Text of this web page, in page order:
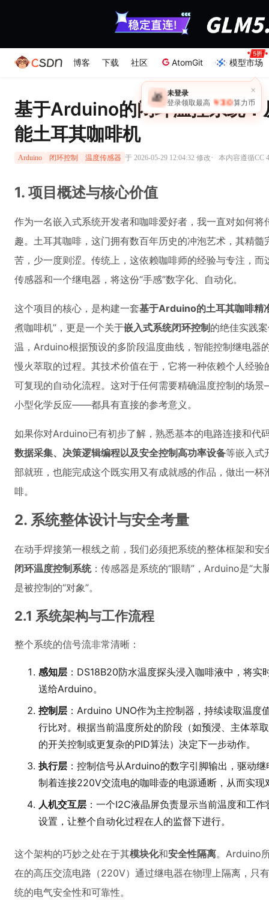
博客 下载 社区 AtomGit 模型市场
×
🎁 未登录
登录领取最高 ￥30 算力币
基于Arduino的闭环温控系统：
能土耳其咖啡机
Arduino 闭环控制 温度传感器 于 2026-05-29 12:04:32 修改· 本内容遵循CC
1. 项目概述与核心价值
作为一名嵌入式系统开发者和咖啡爱好者，我一直对如何
趣。土耳其咖啡，这门拥有数百年历史的冲泡艺术，其精
苦，少一度则涩。传统上，这依赖咖啡师的经验与专注，
传感器和一个继电器，将这份“手感”数字化、自动化。
这个项目的核心，是构建一套基于Arduino的土耳其咖啡精
煮咖啡机”，更是一个关于嵌入式系统闭环控制 的绝佳实践
温，Arduino根据预设的多阶段温度曲线，智能控制继电器
慢火萃取的过程。其技术价值在于，它将一种依赖个人经
可复现的自动化流程。这对于任何需要精确温度控制的场
小型化学反应——都具有直接的参考意义。
如果你对Arduino已有初步了解，熟悉基本的电路连接和代
数据采集、决策逻辑编程以及安全控制高功率设备等嵌入式
部就班，也能完成这个既实用又有成就感的作品，做出一
啡。
2. 系统整体设计与安全考量
在动手焊接第一根线之前，我们必须把系统的整体框架和
闭环温度控制系统：传感器是系统的“眼睛”，Arduino是“大
是被控制的“对象”。
2.1 系统架构与工作流程
整个系统的信号流非常清晰：
感知层 ：DS18B20防水温度探头浸入咖啡液中，将
送给Arduino。
控制层 ：Arduino UNO作为主控制器，持续读取温度
行比对。根据当前温度所处的阶段（如预浸、主体萃
的开关控制或更复杂的PID算法）决定下一步动作。
执行层 ：控制信号从Arduino的数字引脚输出，驱动
制着连接220V交流电的咖啡壶的电源通断，从而实现
人机交互层 ：一个I2C液晶屏负责显示当前温度和工
设置，让整个自动化过程在人的监督下进行。
这个架构的巧妙之处在于其模块化和安全性隔离。Arduino
在的高压交流电路（220V）通过继电器在物理上隔离，只
统的电气安全性和可靠性。